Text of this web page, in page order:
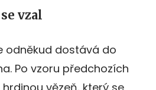
vzal
odněkud dostává do
Po vzoru předchozích